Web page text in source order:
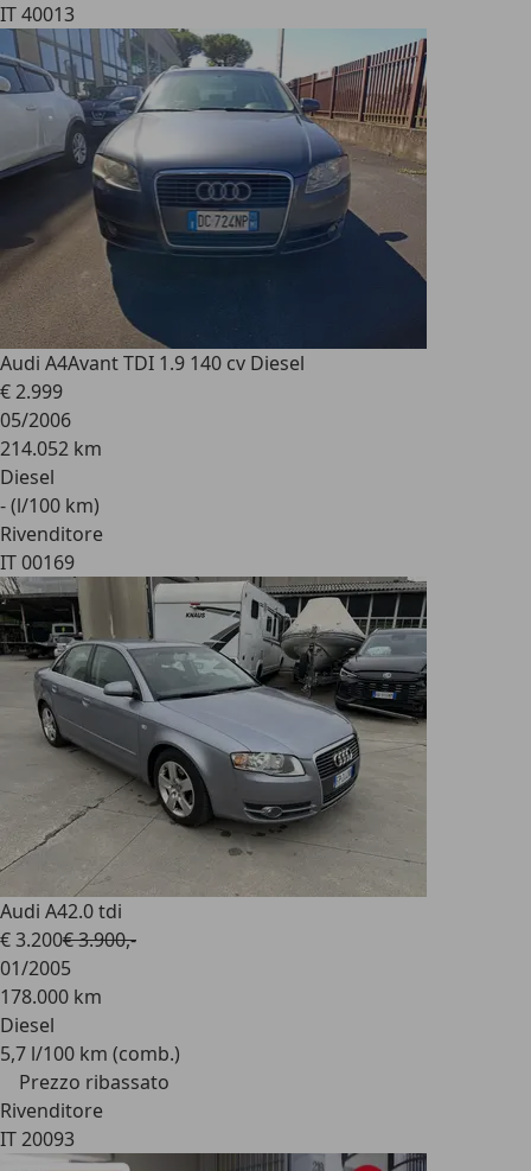
IT 40013
Audi A4Avant TDI 1.9 140 cv Diesel
€ 2.999
05/2006
214.052 km
Diesel
- (l/100 km)
Rivenditore
IT 00169
Audi A42.0 tdi
€ 3.200€ 3.900,-
01/2005
178.000 km
Diesel
5,7 l/100 km (comb.)
Prezzo ribassato
Rivenditore
IT 20093